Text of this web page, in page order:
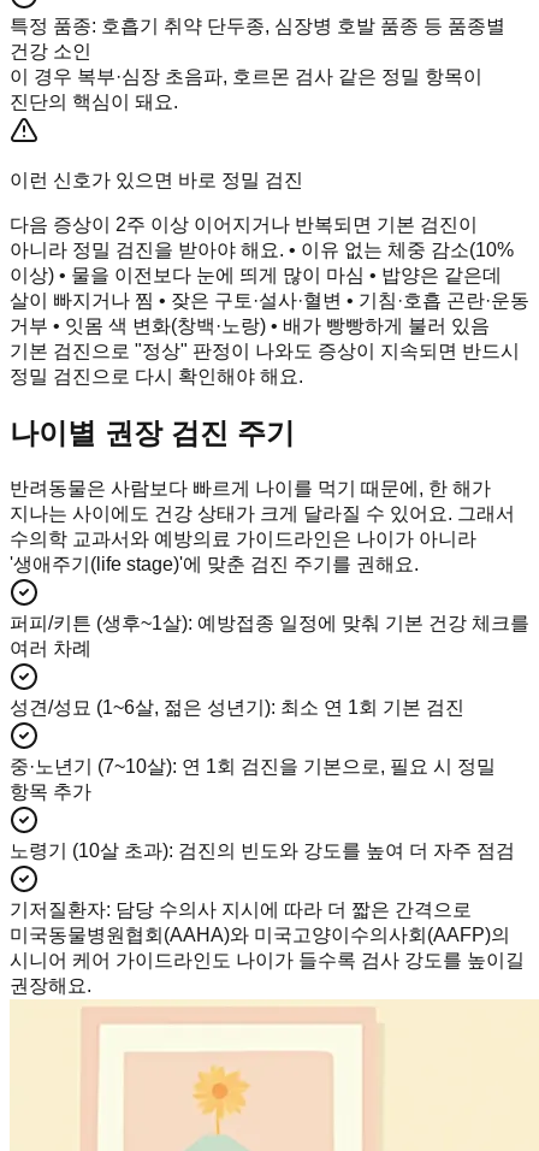
특정 품종: 호흡기 취약 단두종, 심장병 호발 품종 등 품종별
건강 소인
이 경우 복부·심장 초음파, 호르몬 검사 같은 정밀 항목이
진단의 핵심이 돼요.
이런 신호가 있으면 바로 정밀 검진
다음 증상이 2주 이상 이어지거나 반복되면 기본 검진이
아니라 정밀 검진을 받아야 해요. • 이유 없는 체중 감소(10%
이상) • 물을 이전보다 눈에 띄게 많이 마심 • 밥양은 같은데
살이 빠지거나 찜 • 잦은 구토·설사·혈변 • 기침·호흡 곤란·운동
거부 • 잇몸 색 변화(창백·노랑) • 배가 빵빵하게 불러 있음
기본 검진으로 "정상" 판정이 나와도 증상이 지속되면 반드시
정밀 검진으로 다시 확인해야 해요.
나이별 권장 검진 주기
반려동물은 사람보다 빠르게 나이를 먹기 때문에, 한 해가
지나는 사이에도 건강 상태가 크게 달라질 수 있어요. 그래서
수의학 교과서와 예방의료 가이드라인은 나이가 아니라
'생애주기(life stage)'에 맞춘 검진 주기를 권해요.
퍼피/키튼 (생후~1살): 예방접종 일정에 맞춰 기본 건강 체크를
여러 차례
성견/성묘 (1~6살, 젊은 성년기): 최소 연 1회 기본 검진
중·노년기 (7~10살): 연 1회 검진을 기본으로, 필요 시 정밀
항목 추가
노령기 (10살 초과): 검진의 빈도와 강도를 높여 더 자주 점검
기저질환자: 담당 수의사 지시에 따라 더 짧은 간격으로
미국동물병원협회(AAHA)와 미국고양이수의사회(AAFP)의
시니어 케어 가이드라인도 나이가 들수록 검사 강도를 높이길
권장해요.